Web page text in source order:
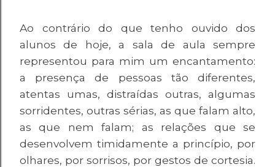
Ao contrário do que tenho ouvido dos
alunos de hoje, a sala de aula sempre
representou para mim um encantamento:
a presença de pessoas tão diferentes,
atentas umas, distraídas outras, algumas
sorridentes, outras sérias, as que falam alto,
as que nem falam; as relações que se
desenvolvem timidamente a princípio, por
olhares, por sorrisos, por gestos de cortesia.